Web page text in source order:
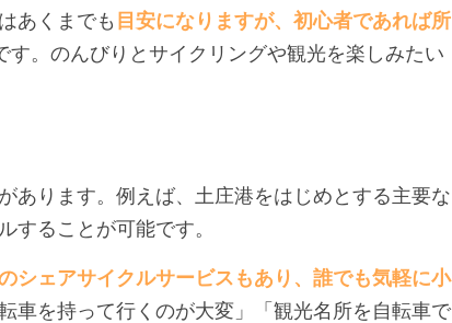
あくまでも 目安になりますが、初心者であれば所
す。のんびりとサイクリングや観光を楽しみたい
あります。例えば、土庄港をはじめとする主要な
することが可能です。
シェアサイクルサービスもあり、誰でも気軽に小
転車を持って行くのが大変」「観光名所を自転車で